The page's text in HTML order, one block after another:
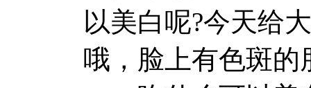
以美白呢?今天给
哦，脸上有色斑